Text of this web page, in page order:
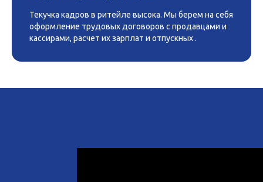
Текучка кадров в ритейле высока. Мы берем на себя
оформление трудовых договоров с продавцами и
кассирами, расчет их зарплат и отпускных .